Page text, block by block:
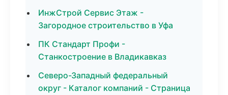
ИнжСтрой Сервис Этаж -
Загородное строительство в Уфа
ПК Стандарт Профи -
Станкостроение в Владикавказ
Северо-Западный федеральный
округ - Каталог компаний - Страница